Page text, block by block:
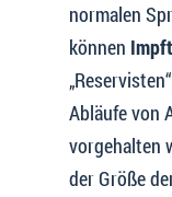
normalen
können
Abläufe von
vorgehalten
der Größe